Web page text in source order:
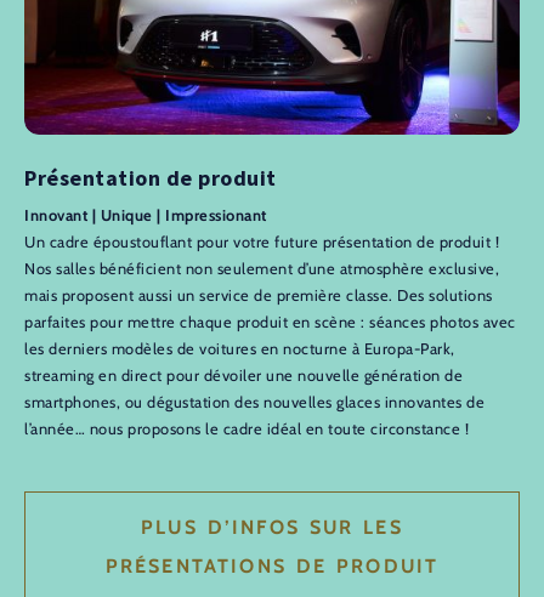
Présentation de produit
Innovant | Unique | Impressionant
Un cadre époustouflant pour votre future présentation de produit !
Nos salles bénéficient non seulement d’une atmosphère exclusive,
mais proposent aussi un service de première classe. Des solutions
parfaites pour mettre chaque produit en scène : séances photos avec
les derniers modèles de voitures en nocturne à Europa-Park,
streaming en direct pour dévoiler une nouvelle génération de
smartphones, ou dégustation des nouvelles glaces innovantes de
l’année… nous proposons le cadre idéal en toute circonstance !
PLUS D’INFOS SUR LES
PRÉSENTATIONS DE PRODUIT